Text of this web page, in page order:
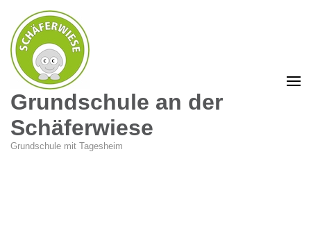
Grundschule an der
Schäferwiese
Grundschule mit Tagesheim